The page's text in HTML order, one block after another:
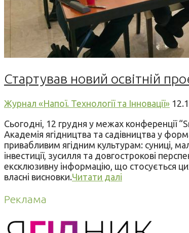
Стартував новий освітній
Журнал «Напої. Технології та Інновації»
Сьогодні, 12 грудня у межах конференції
Академія ягідництва та садівництва у
привабливим ягідним культурам: суниці,
інвестиції, зусилля та довгострокові
ексклюзивну інформацію, що стосується
власні висновки.Читати далі
Реклама